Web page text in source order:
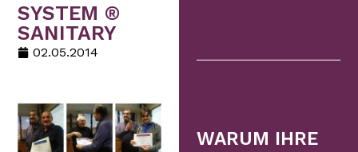
SYSTEM ®
SANITARY
02.05.2014
WARUM IHRE